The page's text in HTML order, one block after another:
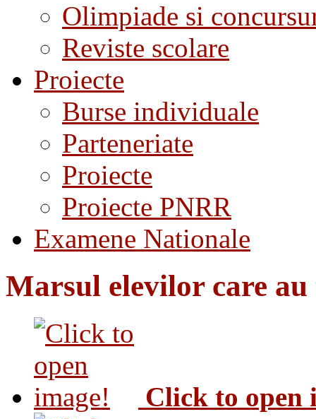
Olimpiade si
Reviste scolare
Proiecte
Burse individuale
Parteneriate
Proiecte
Proiecte PNRR
Examene Nationale
Marsul elevilor care
Click to open